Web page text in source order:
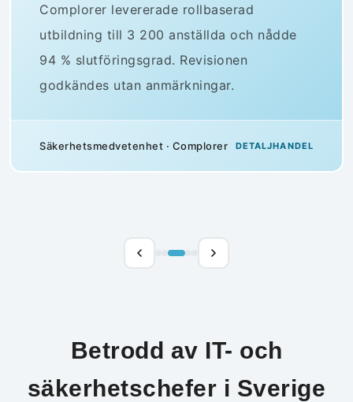
Complorer levererade rollbaserad
utbildning till 3 200 anställda och nådde
94 % slutföringsgrad. Revisionen
godkändes utan anmärkningar.
Säkerhetsmedvetenhet · Complorer DETALJHANDEL
Betrodd av IT- och
säkerhetschefer i Sverige